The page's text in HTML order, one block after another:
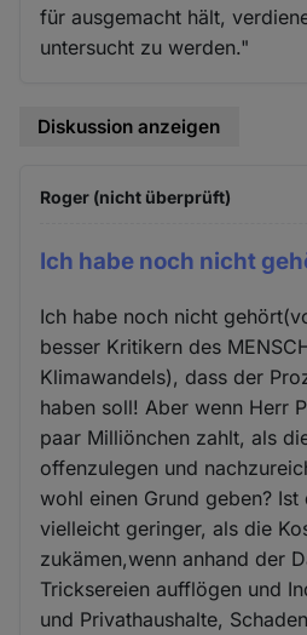
für ausgemacht hält,
untersucht zu werden."
Diskussion anzeigen
Roger (nicht überprüft)
Ich habe noch nicht
Ich habe noch nicht
besser Kritikern des
Klimawandels), dass der
haben soll! Aber wenn Herr
paar Milliönchen zahlt, als
offenzulegen und
wohl einen Grund geben?
vielleicht geringer, als die
zukämen,wenn anhand der
Tricksereien aufflögen und
und Privathaushalte,